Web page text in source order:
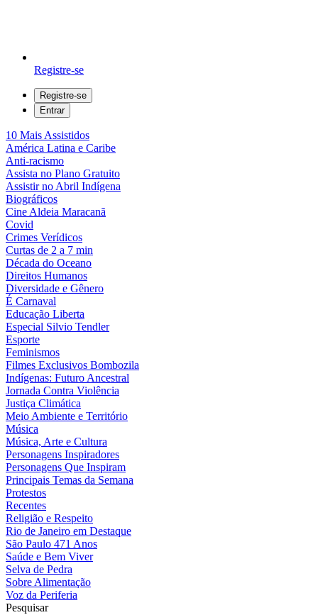
Registre-se
Registre-se
Entrar
10 Mais Assistidos
América Latina e Caribe
Anti-racismo
Assista no Plano Gratuito
Assistir no Abril Indígena
Biográficos
Cine Aldeia Maracanã
Covid
Crimes Verídicos
Curtas de 2 a 7 min
Década do Oceano
Direitos Humanos
Diversidade e Gênero
É Carnaval
Educação Liberta
Especial Silvio Tendler
Esporte
Feminismos
Filmes Exclusivos Bombozila
Indígenas: Futuro Ancestral
Jornada Contra Violência
Justiça Climática
Meio Ambiente e Território
Música
Música, Arte e Cultura
Personagens Inspiradores
Personagens Que Inspiram
Principais Temas da Semana
Protestos
Recentes
Religião e Respeito
Rio de Janeiro em Destaque
São Paulo 471 Anos
Saúde e Bem Viver
Selva de Pedra
Sobre Alimentação
Voz da Periferia
Pesquisar